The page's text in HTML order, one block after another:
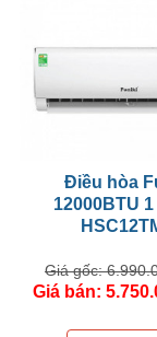
Điều hòa
12000BTU
Giá gốc:
Giá bán: